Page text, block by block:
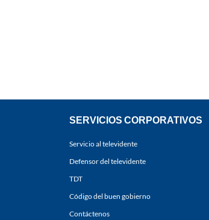
SERVICIOS CORPORATIVOS
Servicio al televidente
Defensor del televidente
TDT
Código del buen gobierno
Contáctenos